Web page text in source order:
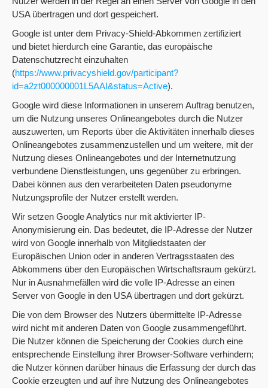
USA übertragen und dort gespeichert.
Google ist unter dem Privacy-Shield-Abkommen zertifiziert
und bietet hierdurch eine Garantie, das europäische
Datenschutzrecht einzuhalten
(https://www.privacyshield.gov/participant?
id=a2zt000000001L5AAI&status=Active).
Google wird diese Informationen in unserem Auftrag benutzen,
um die Nutzung unseres Onlineangebotes durch die Nutzer
auszuwerten, um Reports über die Aktivitäten innerhalb dieses
Onlineangebotes zusammenzustellen und um weitere, mit der
Nutzung dieses Onlineangebotes und der Internetnutzung
verbundene Dienstleistungen, uns gegenüber zu erbringen.
Dabei können aus den verarbeiteten Daten pseudonyme
Nutzungsprofile der Nutzer erstellt werden.
Wir setzen Google Analytics nur mit aktivierter IP-
Anonymisierung ein. Das bedeutet, die IP-Adresse der Nutzer
wird von Google innerhalb von Mitgliedstaaten der
Europäischen Union oder in anderen Vertragsstaaten des
Abkommens über den Europäischen Wirtschaftsraum gekürzt.
Nur in Ausnahmefällen wird die volle IP-Adresse an einen
Server von Google in den USA übertragen und dort gekürzt.
Die von dem Browser des Nutzers übermittelte IP-Adresse
wird nicht mit anderen Daten von Google zusammengeführt.
Die Nutzer können die Speicherung der Cookies durch eine
entsprechende Einstellung ihrer Browser-Software verhindern;
die Nutzer können darüber hinaus die Erfassung der durch das
Cookie erzeugten und auf ihre Nutzung des Onlineangebotes